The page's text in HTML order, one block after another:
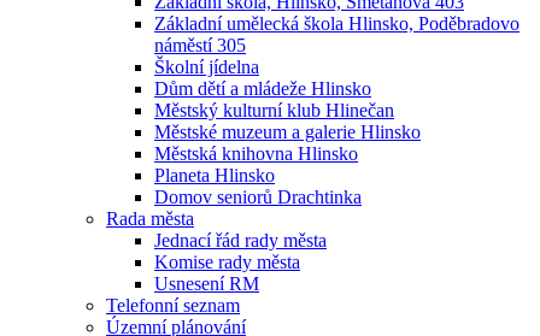
Základní umělecká škola Hlinsko, Poděbradovo
náměstí 305
Školní jídelna
Dům dětí a mládeže Hlinsko
Městský kulturní klub Hlinečan
Městské muzeum a galerie Hlinsko
Městská knihovna Hlinsko
Planeta Hlinsko
Domov seniorů Drachtinka
Rada města
Jednací řád rady města
Komise rady města
Usnesení RM
Telefonní seznam
Územní plánování